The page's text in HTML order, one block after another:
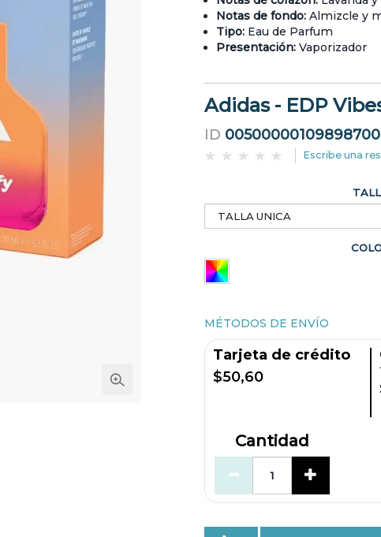
Notas de fondo: Almizcle y
Tipo: Eau de Parfum
Presentación: Vaporizador
Adidas - EDP
ID
Escribe una
MÉTODOS DE ENVÍO
Tarjeta de crédito
$50,60
Cantidad